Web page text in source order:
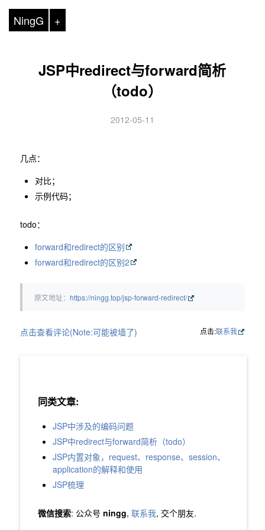
NingG +
JSP中redirect与forward简析
（todo）
2012-05-11
几点：
对比；
示例代码；
todo：
forward和redirect的区别
forward和redirect的区别2
原文地址： https://ningg.top/jsp-forward-redirect/
点击:联系我
点击查看评论(Note:可能被墙了)
同类文章:
JSP中涉及的编码问题
JSP中redirect与forward简析（todo）
JSP内置对象，request、response、session、
application的解释和使用
JSP梳理
微信搜索: 公众号 ningg, 联系我, 交个朋友.